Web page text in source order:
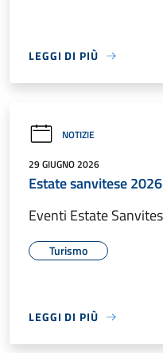
LEGGI DI PIÙ
NOTIZIE
29 GIUGNO 2026
Estate sanvitese 2026
Eventi Estate
Turismo
LEGGI DI PIÙ